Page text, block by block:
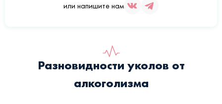
или напишите нам
Разновидности уколов от
алкоголизма